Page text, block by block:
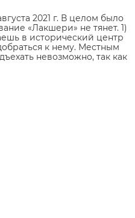
2021 г. В целом было
«Лакшери» не тянет. 1)
в исторический центр
к нему. Местным
невозможно, так как